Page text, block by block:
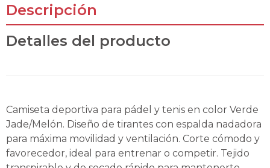
Descripción
Detalles del producto
Camiseta deportiva para pádel y tenis en color Verde
Jade/Melón. Diseño de tirantes con espalda nadadora
para máxima movilidad y ventilación. Corte cómodo y
favorecedor, ideal para entrenar o competir. Tejido